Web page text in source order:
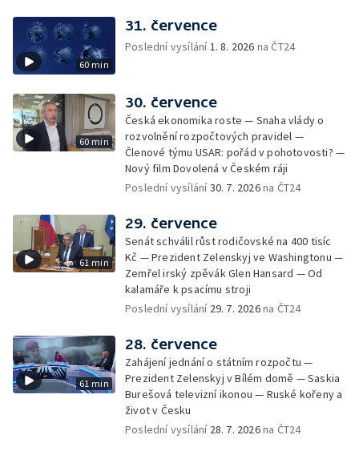
60 min
31. července
Poslední vysílání1. 8. 2026 na ČT24
60 min
30. července
Česká ekonomika roste — Snaha vlády o
rozvolnění rozpočtových pravidel —
Členové týmu USAR: pořád v pohotovosti? —
Nový film Dovolená v Českém ráji
Poslední vysílání30. 7. 2026na ČT24
61 min
29. července
Senát schválil růst rodičovské na 400 tisíc
Kč — Prezident Zelenskyj ve Washingtonu —
Zemřel irský zpěvák Glen Hansard — Od
kalamáře k psacímu stroji
Poslední vysílání 29. 7. 2026na ČT24
61 min
28. července
Zahájení jednání o státním rozpočtu —
Prezident Zelenskyj v Bílém domě — Saskia
Burešová televizní ikonou — Ruské kořeny a
život v Česku
Poslední vysílání 28. 7. 2026na ČT24